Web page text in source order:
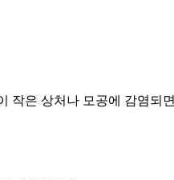
작은 상처나 모공에 감염되면